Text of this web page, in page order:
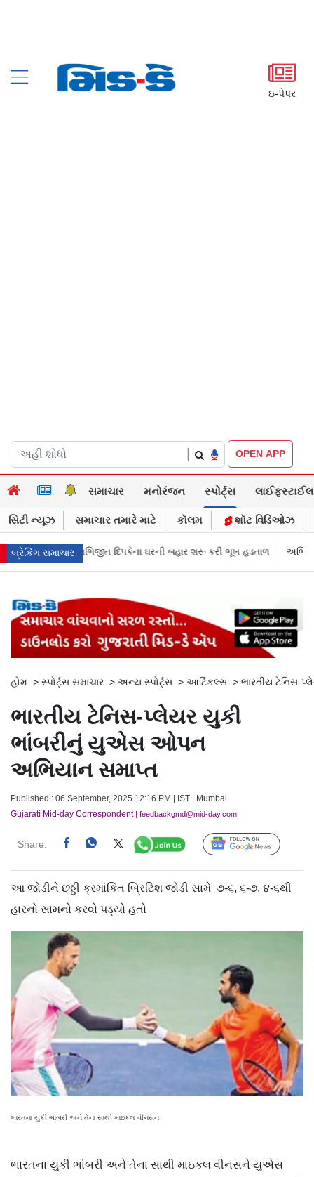
ઇ-પેપર
OPEN APP
સમાચાર મનોરંજન સ્પોર્ટ્સ લાઈફસ્ટાઈલ
સિટી ન્યૂઝ સમાચાર તમારે માટે કૉલમ શૉટ વિડિઓઝ
બ્રેકિંગ સમાચાર
બહાર શરૂ કરી ભૂખ હડતાળ અભિજીત દિપકેએ CJPની નવી નીતિ જાહેર કરી,
હોમ > સ્પોર્ટ્સ સમાચાર > અન્ય સ્પોર્ટ્સ > આર્ટિકલ્સ > ભારતીય ટેનિસ-
ભારતીય ટેનિસ-પ્લેયર યુકી
ભાંબરીનું યુએસ ઓપન
અભિયાન સમાપ્ત
Published : 06 September, 2025 12:16 PM | IST | Mumbai
Gujarati Mid-day Correspondent| feedbackgmd@mid-day.com
Share: Follow Us
આ જોડીને છઠ્ઠી ક્રમાંકિત બ્રિટિશ જોડી સામે ૭-૬, ૬-૭, ૪-૬થી
હારનો સામનો કરવો પડ્યો હતો
ભારતના યુકી ભાંબરી અને તેના સાથી માઇકલ વીનસન
ભારતના યુકી ભાંબરી અને તેના સાથી માઇકલ વીનસને યુએસ